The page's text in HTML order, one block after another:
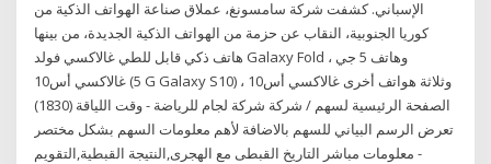
الإسباني. كشفت شركة سامسونغ، عملاق صناعة الهواتف الذكية من
كوريا الجنوبية، النقاب عن حزمة من الهواتف الذكية الجديدة، من بينها
هاتف ذكي قابل للطي غالاكسي فولد Galaxy Fold ، وهاتف 5 جي
غالاكسي أس10 (5 G Galaxy S10) ، وثلاثة هواتف أخرى غالاكسي أس10
الصفحة الرئيسية لسهم / شركة شركة لجام للرياضة - وقت اللياقة (1830)
تعرض الرسم البياني للسهم بالاضافة لأهم معلومات السهم بشكل مختصر
- معلومات مباشر التاريخ القبطى مع الهجرى,النتيجة القبطية,التقويم